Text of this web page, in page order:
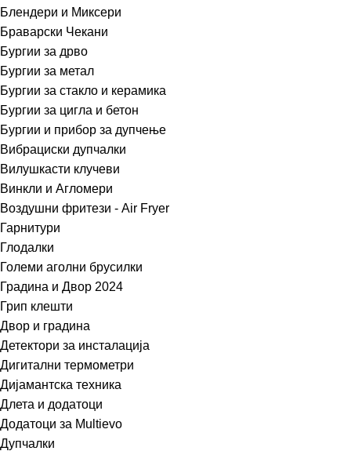
Блендери и Миксери
Браварски Чекани
Бургии за дрво
Бургии за метал
Бургии за стакло и керамика
Бургии за цигла и бетон
Бургии и прибор за дупчење
Вибрациски дупчалки
Вилушкасти клучеви
Винкли и Агломери
Воздушни фритези - Air Fryer
Гарнитури
Глодалки
Големи аголни брусилки
Градина и Двор 2024
Грип клешти
Двор и градина
Детектори за инсталација
Дигитални термометри
Дијамантска техника
Длета и додатоци
Додатоци за Multievo
Дупчалки